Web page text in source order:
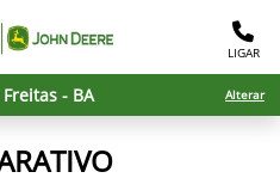
LIGAR
- BA Alterar